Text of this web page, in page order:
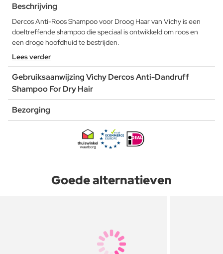
Beschrijving
Dercos Anti-Roos Shampoo voor Droog Haar van Vichy is een
doeltreffende shampoo die speciaal is ontwikkeld om roos en
een droge hoofdhuid te bestrijden.
Lees verder
Gebruiksaanwijzing Vichy Dercos Anti-Dandruff
Shampoo For Dry Hair
Bezorging
Goede alternatieven